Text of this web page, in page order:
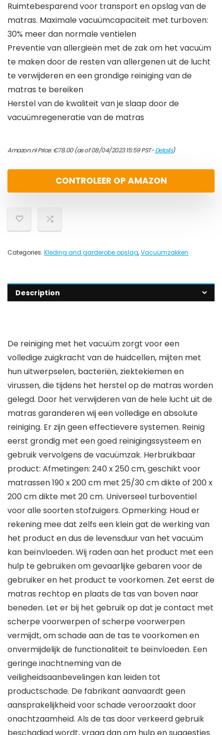
Ruimtebesparend voor transport en opslag van de
matras. Maximale vacuümcapaciteit met turboven:
30% meer dan normale ventielen
Preventie van allergieën met de zak om het vacuüm
te maken door de resten van allergenen uit de lucht
te verwijderen en een grondige reiniging van de
matras te bereiken
Herstel van de kwaliteit van je slaap door de
vacuümregeneratie van de matras
Amazon.nl Price:€78.00(as of 08/04/2023 15:59 PST-Details)
CONTROLEER OP AMAZON
Categories: Kleding and garderobe opslag,Vacuümzakken
Description
De reiniging met het vacuüm zorgt voor een
volledige zuigkracht van de huidcellen, mijten met
hun uitwerpselen, bacteriën, ziektekiemen en
virussen, die tijdens het herstel op de matras worden
gelegd. Door het verwijderen van de hele lucht uit de
matras garanderen wij een volledige en absolute
reiniging. Er zijn geen effectievere systemen. Reinig
eerst grondig met een goed reinigingssysteem en
gebruik vervolgens de vacuümzak. Herbruikbaar
product: Afmetingen: 240 x 250 cm, geschikt voor
matrassen 190 x 200 cm met 25/30 cm dikte of 200 x
200 cm dikte met 20 cm. Universeel turboventiel
voor alle soorten stofzuigers. Opmerking: Houd er
rekening mee dat zelfs een klein gat de werking van
het product en dus de levensduur van het vacuüm
kan beïnvloeden. Wij raden aan het product met een
hulp te gebruiken om gevaarlijke gebaren voor de
gebruiker en het product te voorkomen. Zet eerst de
matras rechtop en plaats de tas van boven naar
beneden. Let er bij het gebruik op dat je contact met
scherpe voorwerpen of scherpe voorwerpen
vermijdt, om schade aan de tas te voorkomen en
onvermijdelijk de functionaliteit te beïnvloeden. Een
geringe inachtneming van de
veiligheidsaanbevelingen kan leiden tot
productschade. De fabrikant aanvaardt geen
aansprakelijkheid voor schade veroorzaakt door
onachtzaamheid. Als de tas door verkeerd gebruik